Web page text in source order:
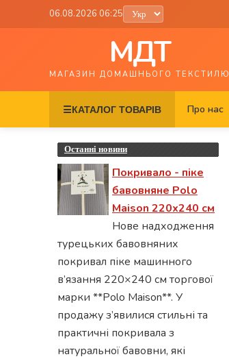
06.08.2026 06:25
МДТ
МАГАЗИН ДОМАШНЬОГО ТЕКСТИЛЮ
☰КАТАЛОГ ТОВАРІВ Про нас
Останні новини
Покривало - піке
бавовняне Polo
Maison 220х240 см
Нове надходження
турецьких бавовняних
покривал піке машинного
в’язання 220×240 см торгової
марки **Polo Maison**. У
продажу з’явилися стильні та
практичні покривала з
натуральної бавовни, які